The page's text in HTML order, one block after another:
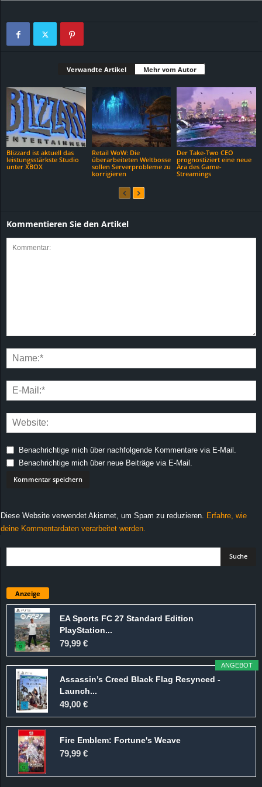
Verwandte Artikel Mehr vom Autor
Blizzard ist aktuell das
leistungsstärkste Studio
unter XBOX
Retail WoW: Die
überarbeiteten Weltbosse
sollen Serverprobleme zu
korrigieren
Der Take-Two CEO
prognostiziert eine neue
Ära des Game-
Streamings
Kommentieren Sie den Artikel
Benachrichtige mich über nachfolgende Kommentare via E-Mail.
Benachrichtige mich über neue Beiträge via E-Mail.
Diese Website verwendet Akismet, um Spam zu reduzieren.
Erfahre, wie
deine Kommentardaten verarbeitet werden.
Anzeige
EA Sports FC 27 Standard Edition
PlayStation...
79,99 €
ANGEBOT
Assassin’s Creed Black Flag Resynced -
Launch...
49,00 €
Fire Emblem: Fortune's Weave
79,99 €